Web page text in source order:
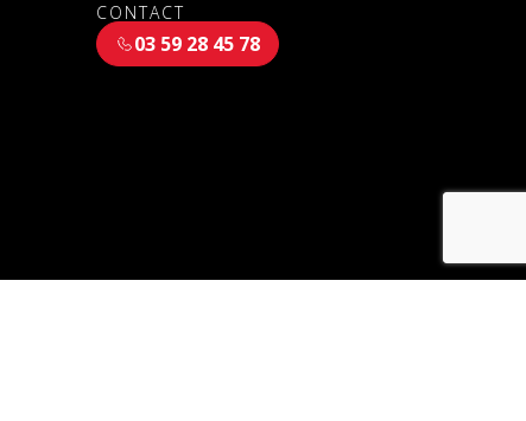
CONTACT
03 59 28 45 78